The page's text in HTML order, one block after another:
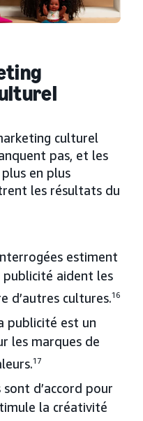
culturel
pas, et les
en plus
les résultats du
estiment
aident les
d’autres cultures.16
publicité est un
les marques de
17
d’accord pour
la créativité